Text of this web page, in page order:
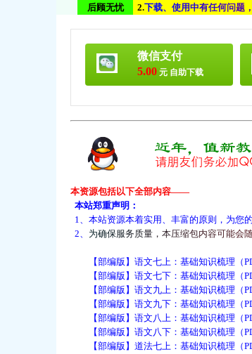
后顾无忧
2.下载、 使用中有任何问题 ，
微信支付
5.00 元 自助下载
本资源包括以下全部内容——
本站郑重声明：
1、本站资源本着实用、丰富的原则，为您
2、 为确保服务质量 ， 本压缩包内容可能会
【部编版】语文七上：基础知识梳理（
【部编版】语文七下：基础知识梳理（
【部编版】语文九上：基础知识梳理（
【部编版】语文九下：基础知识梳理（
【部编版】语文八上：基础知识梳理（
【部编版】语文八下：基础知识梳理（
【部编版】道法七上：基础知识梳理（